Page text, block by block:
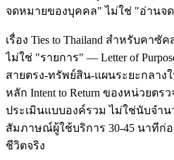
จดหมายของบุคคล" ไม่ใช่ "อ่านจ
เรื่อง Ties to Thailand สำหรับคาซั
ไม่ใช่ "รายการ" — Letter of
สายตรง-ทรัพย์สิน-แผนระยะกลาง
หลัก Intent to Return ของหน่วยตร
ประเมินแบบองค์รวม ไม่ใช่นับจำนว
สัมภาษณ์ผู้ใช้บริการ 30-45 นาทีก่
ชีวิตจริง